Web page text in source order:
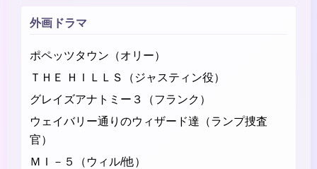
外画ドラマ
ポペッツタウン（オリー）
ＴＨＥ ＨＩＬＬＳ（ジャスティン役）
グレイズアナトミー３（フランク）
ウェイバリー通りのウィザード達（ランプ捜査
官）
ＭＩ－５（ウィル/他）